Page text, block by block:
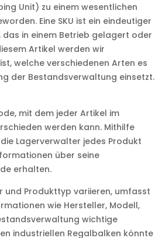
Unit) zu einem wesentlichen
Eine SKU ist ein eindeutiger
das in einem Betrieb gelagert oder
Artikel werden wir
welche verschiedenen Arten es
der Bestandsverwaltung einsetzt.
mit dem jeder Artikel im
werden kann. Mithilfe
Lagerverwalter jedes Produkt
über seine
erhalten.
und Produkttyp variieren, umfasst
wie Hersteller, Modell,
wichtige
industriellen Regalbalken könnte